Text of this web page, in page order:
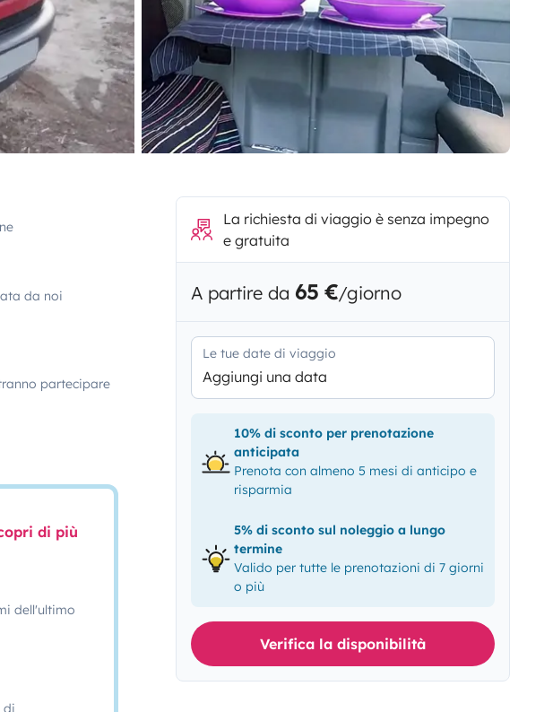
da noi
partecipare
di più
dell'ultimo
di
La richiesta di viaggio è senza impegno
e gratuita
A partire da 65 €/giorno
Le tue date di viaggio
Aggiungi una data
10% di sconto per prenotazione
anticipata
Prenota con almeno 5 mesi di anticipo e
risparmia
5% di sconto sul noleggio a lungo
termine
Valido per tutte le prenotazioni di 7 giorni
o più
Verifica la disponibilità